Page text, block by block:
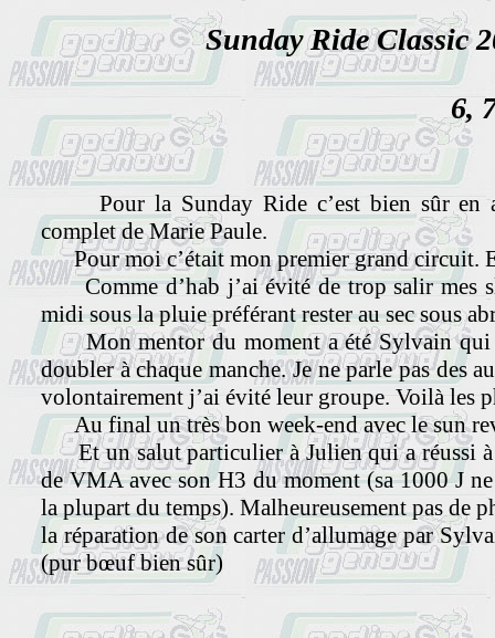
Sunday Ride Classic
6,
Pour la Sunday Ride c’est bien sûr en
complet de Marie Paule.
Pour moi c’était mon premier grand circuit.
Comme d’hab j’ai évité de trop salir mes
midi sous la pluie préférant rester au sec sous
Mon mentor du moment a été Sylvain qui
doubler à chaque manche. Je ne parle pas des
volontairement j’ai évité leur groupe. Voilà les
Au final un très bon week-end avec le sun
Et un salut particulier à Julien qui a réussi à
de VMA avec son H3 du moment (sa 1000 J
la plupart du temps). Malheureusement pas de
la réparation de son carter d’allumage par
(pur bœuf bien sûr)